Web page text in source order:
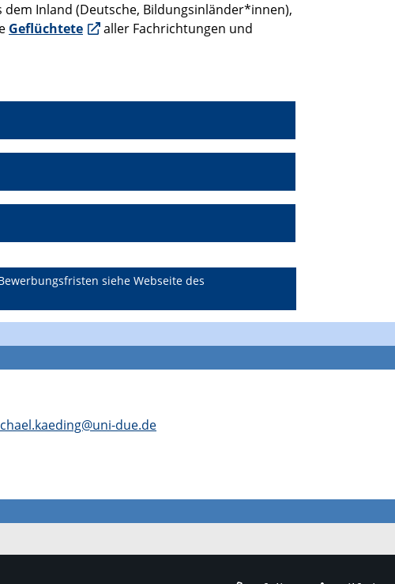
dem Inland (Deutsche, Bildungsinländer*innen),
Geflüchtete
aller Fachrichtungen und
siehe Webseite des
due.de